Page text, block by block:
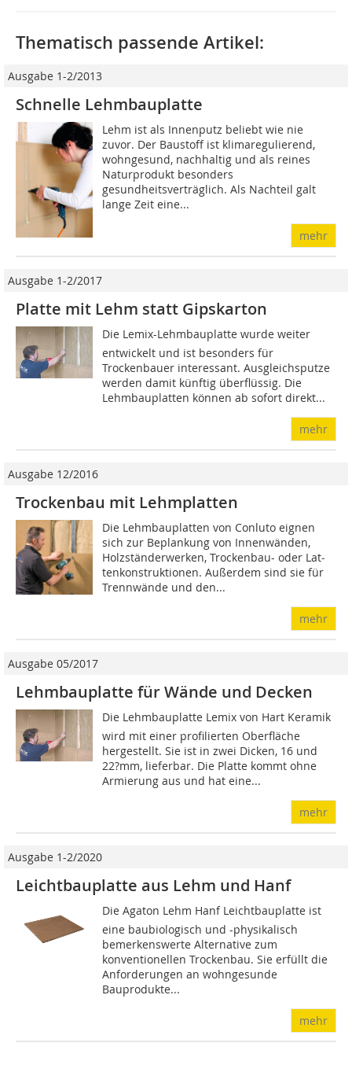
Thematisch passende Artikel:
Ausgabe 1-2/2013
Schnelle Lehmbauplatte
Lehm ist als Innenputz beliebt wie nie
zuvor. Der Baustoff ist klimaregulierend,
wohngesund, nachhaltig und als reines
Naturprodukt besonders
gesundheitsverträglich. Als Nachteil galt
lange Zeit eine...
mehr
Ausgabe 1-2/2017
Platte mit Lehm statt Gipskarton
Die Lemix-Lehmbauplatte wurde weiter
entwickelt und ist besonders für
Trockenbauer interessant. Ausgleichsputze
werden damit künftig überflüssig. Die
Lehmbauplatten können ab sofort direkt...
mehr
Ausgabe 12/2016
Trockenbau mit Lehmplatten
Die Lehmbauplatten von Conluto eignen
sich zur Beplankung von Innenwänden,
Holzständerwerken, Trockenbau- oder Lat­
ten­konstruktionen. Außerdem sind sie für
Trennwände und den...
mehr
Ausgabe 05/2017
Lehmbauplatte für Wände und Decken
Die Lehmbauplatte Lemix von Hart Keramik
wird mit einer profilierten Oberfläche
hergestellt. Sie ist in zwei Dicken, 16 und
22?mm, lieferbar. Die Platte kommt ohne
Armierung aus und hat eine...
mehr
Ausgabe 1-2/2020
Leichtbauplatte aus Lehm und Hanf
Die Agaton Lehm Hanf Leichtbauplatte ist
eine baubiologisch und -physikalisch
bemerkenswerte Alternative zum
konventionellen Trockenbau. Sie erfüllt die
Anforderungen an wohngesunde
Bauprodukte...
mehr